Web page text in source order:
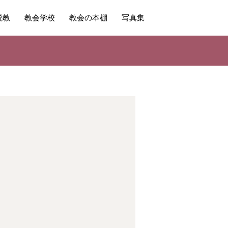
教 教会学校 教会の本棚 写真集